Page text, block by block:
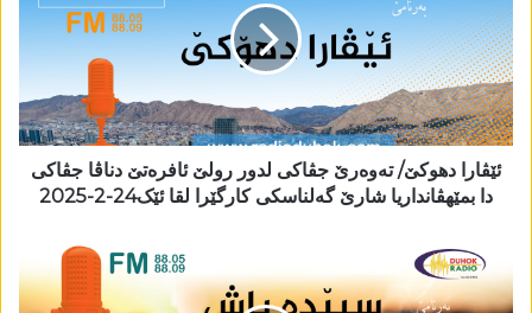
ئێڤارا دھوکێ/ تەوەرێ جڤاکی لدور رولێ ئافرەتێ دناڤا جڤاکی
دا بمێھڤانداریا شارێ گەلناسکی کارگێرا لقا ئێک24-2-2025